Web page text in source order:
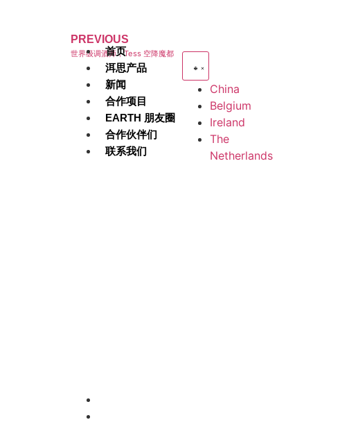
首页
洱思产品
新闻
合作项目
EARTH 朋友圈
合作伙伴们
联系我们
China
Belgium
Ireland
The
Netherlands
PREVIOUS
世界级调酒师，Tess 空降魔都